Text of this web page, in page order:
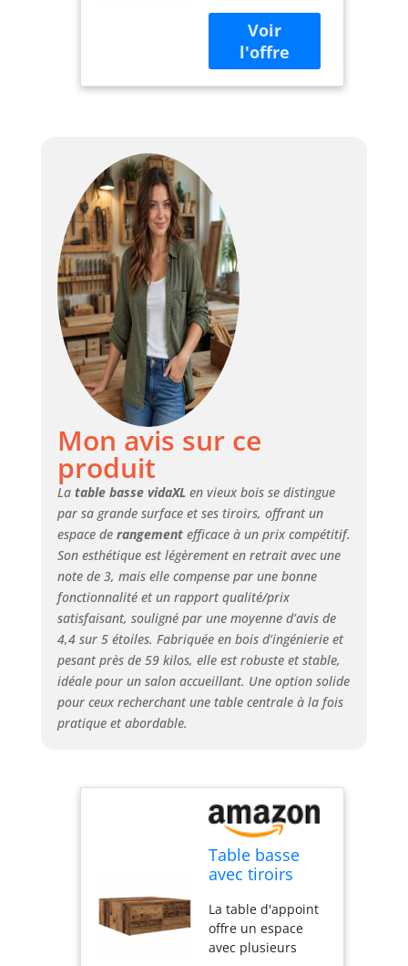
votre espace bien
rangé et organisé
et ajoutant
praticité et
matériau stable et
durable avec une
surface lisse qui
résiste à
l'humidité, à la
déformation et aux
fissures, ce qui en
fait un choix fiable
pour divers
projets. Grand
espace de
dispose de
pour garder les
magazines, livres,
DVD,
télécommandes et
autres petits objets
bien organisés et à
portée de main.
Plateau de table
robuste et durable
: le plateau
robuste offre une
surface fiable pour
usage quotidien.
Que vous placiez
des boissons, des
livres ou des objets
décoratifs, sa
que vous pouvez
gérer plusieurs
tâches avec
Mon avis sur ce
produit
La table basse vidaXLen vieux bois se distingue
par sa grande surface et ses tiroirs, offrant un
espace de rangementefficace à un prix compétitif.
Son esthétique est légèrement en retrait avec une
note de 3, mais elle compense par une bonne
fonctionnalité et un rapport qualité/prix
satisfaisant, souligné par une moyenne d’avis de
4,4 sur 5 étoiles. Fabriquée en bois d’ingénierie et
pesant près de 59 kilos, elle est robuste et stable,
idéale pour un salon accueillant. Une option solide
pour ceux recherchant une table centrale à la fois
pratique et abordable.
Table basse
avec tiroirs
100x100x40 cm
La table d'appoint
offre un espace
avec plusieurs